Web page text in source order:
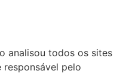
analisou todos os sites
responsável pelo